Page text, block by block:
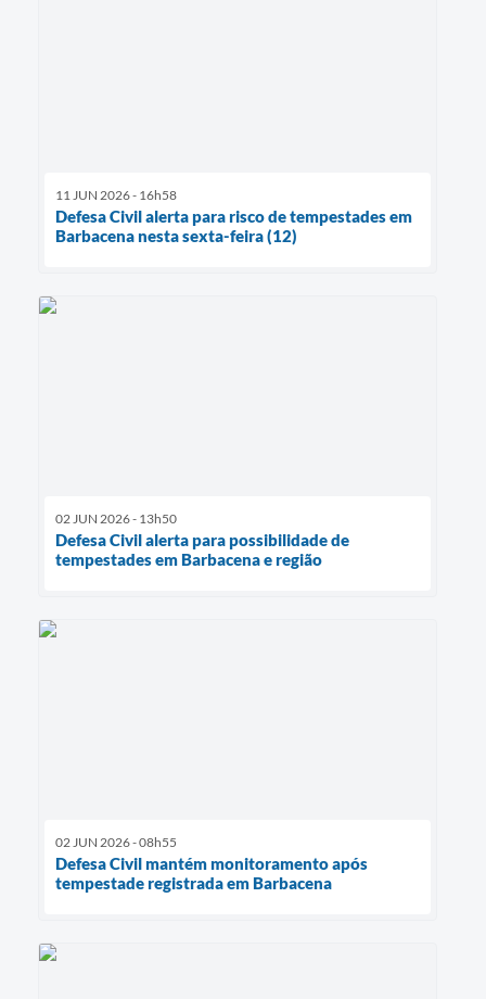
11 JUN 2026 - 16h58
Defesa Civil alerta para risco de tempestades em
Barbacena nesta sexta-feira (12)
02 JUN 2026 - 13h50
Defesa Civil alerta para possibilidade de
tempestades em Barbacena e região
02 JUN 2026 - 08h55
Defesa Civil mantém monitoramento após
tempestade registrada em Barbacena